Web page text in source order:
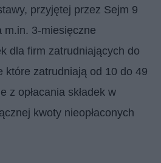
przyjętej przez Sejm 9
m.in. 3-miesięczne
dla firm zatrudniających do
które zatrudniają od 10 do 49
z opłacania składek w
kwoty nieopłaconych